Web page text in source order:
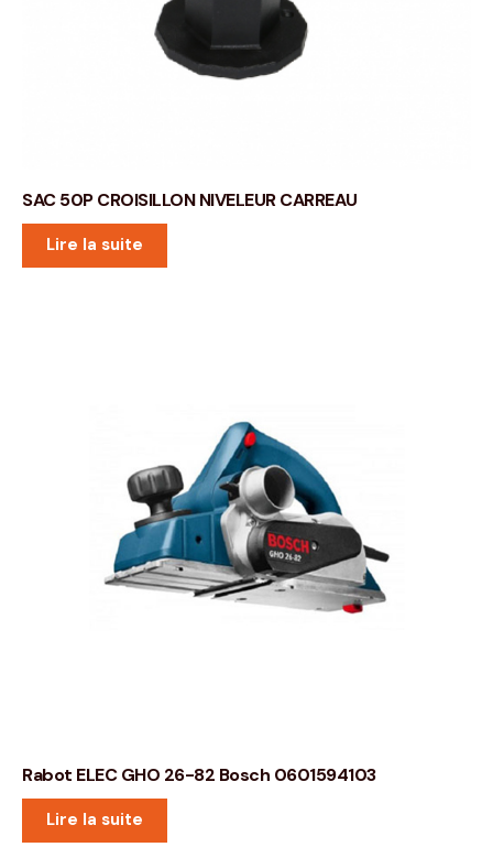
SAC 50P CROISILLON NIVELEUR CARREAU
Lire la suite
Rabot ELEC GHO 26-82 Bosch 0601594103
Lire la suite